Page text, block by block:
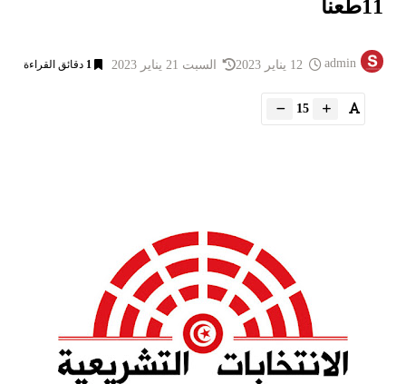
11طعنا
admin السبت 21 يناير 2023 1 دقائق القراءة
15